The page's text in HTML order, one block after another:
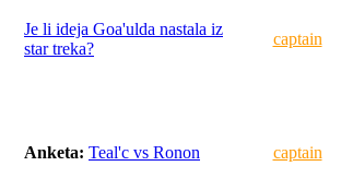
Je li ideja Goa'ulda nastala iz
star treka?
captain
Anketa: Teal'c vs Ronon captain